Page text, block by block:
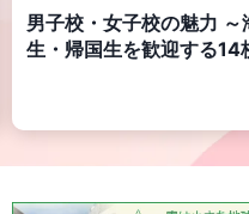
寮のある学校 Special